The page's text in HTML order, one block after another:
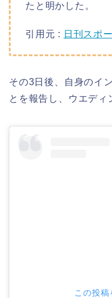
たと明かした。
引用元 : 日刊スポ
その3日後、自身のイ
とを報告し、ウエディ
この投